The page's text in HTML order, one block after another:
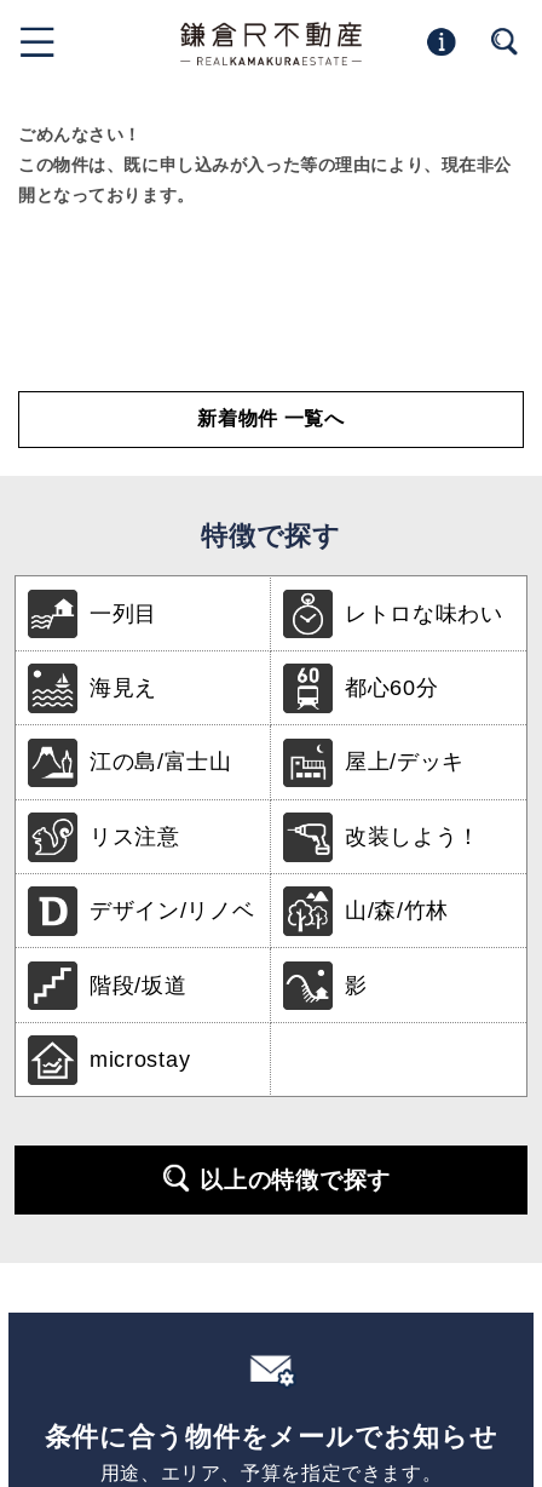
ごめんなさい！
この物件は、既に申し込みが入った等の理由により、現在非公
開となっております。
新着物件 一覧へ
特徴で探す
一列目 レトロな味わい
海見え 都心60分
江の島/富士山 屋上/デッキ
リス注意 改装しよう！
デザイン/リノベ 山/森/竹林
階段/坂道 影
microstay
以上の特徴で探す
条件に合う物件をメールでお知らせ
用途、エリア、予算を指定できます。